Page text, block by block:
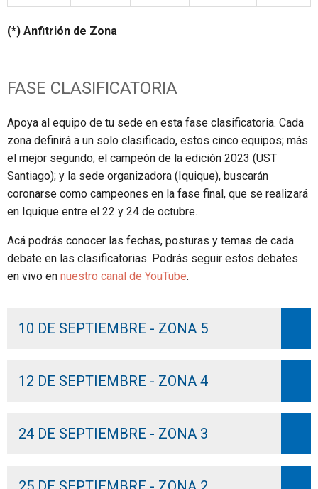
(*) Anfitrión de Zona
FASE CLASIFICATORIA
Apoya al equipo de tu sede en esta fase clasificatoria. Cada
zona definirá a un solo clasificado, estos cinco equipos; más
el mejor segundo; el campeón de la edición 2023 (UST
Santiago); y la sede organizadora (Iquique), buscarán
coronarse como campeones en la fase final, que se realizará
en Iquique entre el 22 y 24 de octubre.
Acá podrás conocer las fechas, posturas y temas de cada
debate en las clasificatorias. Podrás seguir estos debates
en vivo en nuestro canal de YouTube.
10 DE SEPTIEMBRE - ZONA 5
12 DE SEPTIEMBRE - ZONA 4
24 DE SEPTIEMBRE - ZONA 3